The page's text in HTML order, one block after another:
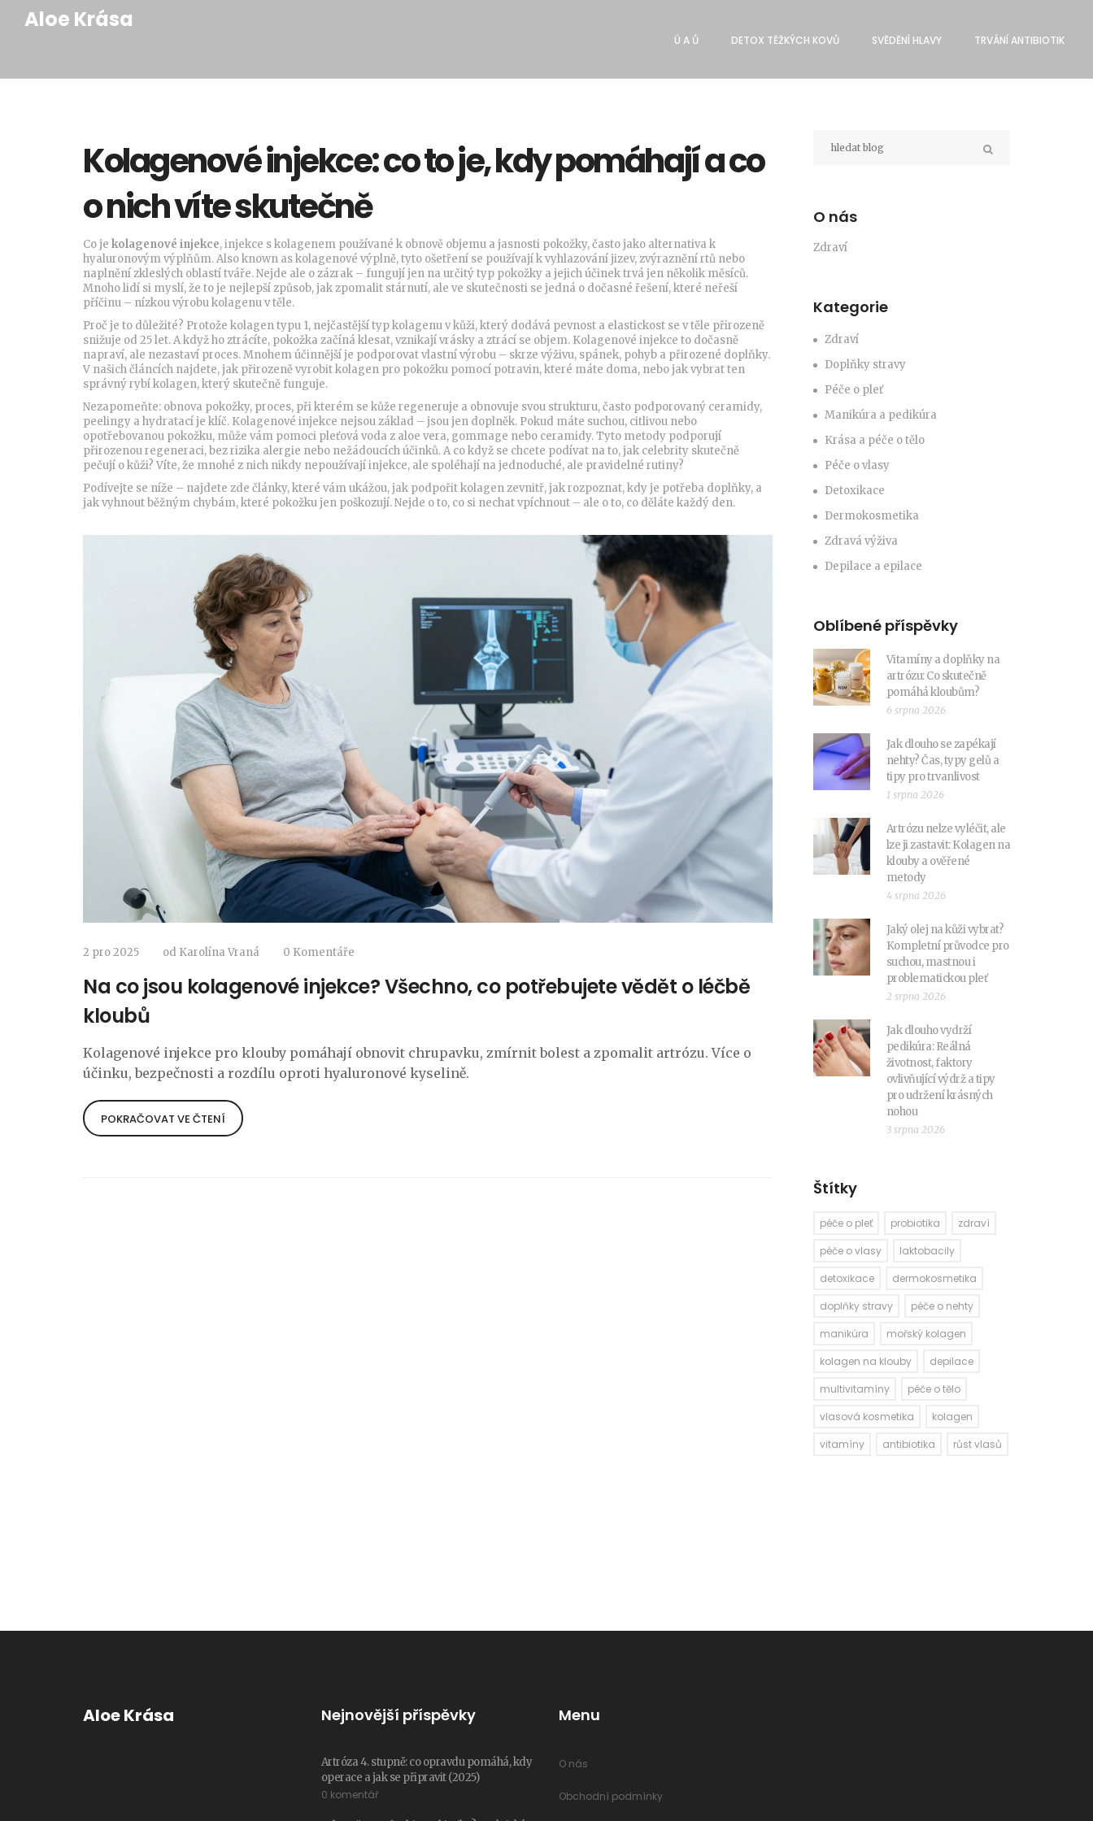
Aloe Krása
Ú A Ů DETOX TĚŽKÝCH KOVŮ SVĔDĚNÍ HLAVY TRVÁNÍ ANTIBIOTIK
Kolagenové injekce: co to je, kdy pomáhají a co
o nich víte skutečně
Co je kolagenové injekce,injekce s kolagenem používané k obnově objemu a jasnosti pokožky, často jako alternativa k
hyaluronovým výplňům. Also known askolagenové výplně, tyto ošetření se používají k vyhlazování jizev, zvýraznění rtů nebo
naplnění zkleslých oblastí tváře.Nejde ale o zázrak – fungují jen na určitý typ pokožky a jejich účinek trvá jen několik měsíců.
Mnoho lidí si myslí, že to je nejlepší způsob, jak zpomalit stárnutí, ale ve skutečnosti se jedná o dočasné řešení, které neřeší
příčinu – nízkou výrobu kolagenu v těle.
Proč je to důležité? Protože kolagen typu 1, nejčastější typ kolagenu v kůži, který dodává pevnost a elastickost se v těle přirozeně
snižuje od 25 let. A když ho ztrácíte, pokožka začíná klesat, vznikají vrásky a ztrácí se objem. Kolagenové injekce to dočasně
napraví, ale nezastaví proces. Mnohem účinnější je podporovat vlastní výrobu – skrze výživu, spánek, pohyb a přirozené doplňky.
V našich článcích najdete, jak přirozeně vyrobit kolagen pro pokožku pomocí potravin, které máte doma, nebo jak vybrat ten
správný rybí kolagen, který skutečně funguje.
Nezapomeňte: obnova pokožky, proces, při kterém se kůže regeneruje a obnovuje svou strukturu, často podporovaný ceramidy,
peelingy a hydratacíje klíč. Kolagenové injekce nejsou základ – jsou jen doplněk. Pokud máte suchou, citlivou nebo
opotřebovanou pokožku, může vám pomoci pleťová voda z aloe vera, gommage nebo ceramidy. Tyto metody podporují
přirozenou regeneraci, bez rizika alergie nebo nežádoucích účinků. A co když se chcete podívat na to, jak celebrity skutečně
pečují o kůži? Víte, že mnohé z nich nikdy nepoužívají injekce, ale spoléhají na jednoduché, ale pravidelné rutiny?
Podívejte se níže – najdete zde články, které vám ukážou, jak podpořit kolagen zevnitř, jak rozpoznat, kdy je potřeba doplňky, a
jak vyhnout běžným chybám, které pokožku jen poškozují. Nejde o to, co si nechat vpíchnout – ale o to, co děláte každý den.
2 pro 2025 od Karolína Vraná 0 Komentáře
Na co jsou kolagenové injekce? Všechno, co potřebujete vědět o léčbě
kloubů
Kolagenové injekce pro klouby pomáhají obnovit chrupavku, zmírnit bolest a zpomalit artrózu. Více o
účinku, bezpečnosti a rozdílu oproti hyaluronové kyselině.
POKRAČOVAT VE ČTENÍ
O nás
Zdraví
Kategorie
Zdraví
Doplňky stravy
Péče o pleť
Manikúra a pedikúra
Krása a péče o tělo
Péče o vlasy
Detoxikace
Dermokosmetika
Zdravá výživa
Depilace a epilace
Oblíbené příspěvky
Vitamíny a doplňky na
artrózu: Co skutečně
pomáhá kloubům?
6 srpna 2026
Jak dlouho se zapékají
nehty? Čas, typy gelů a
tipy pro trvanlivost
1 srpna 2026
Artrózu nelze vyléčit, ale
lze ji zastavit: Kolagen na
klouby a ověřené
metody
4 srpna 2026
Jaký olej na kůži vybrat?
Kompletní průvodce pro
suchou, mastnou i
problematickou pleť
2 srpna 2026
Jak dlouho vydrží
pedikúra: Reálná
životnost, faktory
ovlivňující výdrž a tipy
pro udržení krásných
nohou
3 srpna 2026
Štítky
péče o pleť probiotika
zdraví
péče o vlasy
laktobacily
detoxikace
dermokosmetika
doplňky stravy
péče o nehty
manikúra
mořský kolagen
kolagen na klouby
depilace
multivitamíny
péče o tělo
vlasová kosmetika
kolagen
vitamíny
antibiotika růst vlasů
Aloe Krása Nejnovější příspěvky
Artróza 4. stupně: co opravdu pomáhá, kdy
operace a jak se připravit (2025)
0 komentář
Menu
O nás
Obchodní podmínky